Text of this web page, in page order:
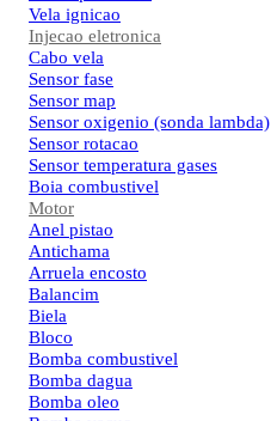
Vela ignicao
Injecao eletronica
Cabo vela
Sensor fase
Sensor map
Sensor oxigenio (sonda lambda)
Sensor rotacao
Sensor temperatura gases
Boia combustivel
Motor
Anel pistao
Antichama
Arruela encosto
Balancim
Biela
Bloco
Bomba combustivel
Bomba dagua
Bomba oleo